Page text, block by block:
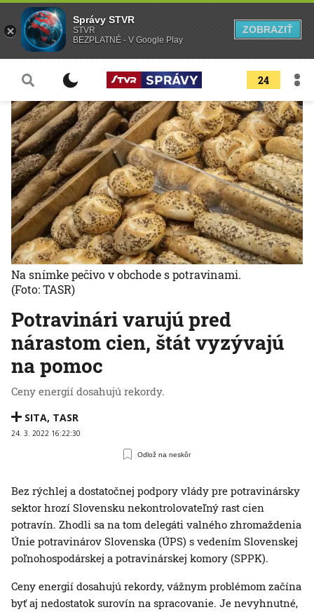
24
Potravinári varujú pred
nárastom cien, štát vyzývajú
na pomoc
Ceny energií dosahujú rekordy.
SITA, TASR
24. 3. 2022 16:22:30
Odlož na neskôr
Na snímke pečivo v obchode s potravinami.
(Foto: TASR)
Bez rýchlej a dostatočnej podpory vlády pre potravinársky
sektor hrozí Slovensku nekontrolovateľný rast cien
potravín. Zhodli sa na tom delegáti valného zhromaždenia
Únie potravinárov Slovenska (ÚPS) s vedením Slovenskej
poľnohospodárskej a potravinárskej komory (SPPK).
Ceny energií dosahujú rekordy, vážnym problémom začína
byť aj nedostatok surovín na spracovanie. Je nevyhnutné,
Správy STVR
STVR
BEZPLATNÉ - V Google Play
ZOBRAZIŤ